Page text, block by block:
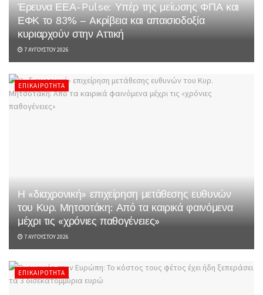
Έρευνα ΕΕΑ-Pulse: Υπέρ της μείωσης ΦΠΑ και
ΕΦΚ το 83% – Aκρίβεια και απαισιοδοξία
κυριαρχούν στην Αττική
7 ΑΥΓΟΎΣΤΟΥ 2026
ΕΠΙΚΑΙΡΌΤΗΤΑ
Η «διαχρονική» επιχείρηση μετάθεσης ευθυνών
του Κυρ. Μητσοτάκη: Από τα καιρικά φαινόμενα
μέχρι τις «χρόνιες παθογένειες»
7 ΑΥΓΟΎΣΤΟΥ 2026
ΕΠΙΚΑΙΡΌΤΗΤΑ